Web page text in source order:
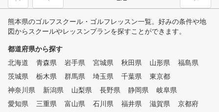
熊本県のゴルフスクール・ゴルフレッスン一覧。好みの条件や地
図からスクールやレッスンプランを探すことができます。
都道府県から探す
北海道
青森県 岩手県 宮城県 秋田県 山形県
福島県
茨城県
栃木県 群馬県 埼玉県 千葉県
東京都
神奈川県
新潟県 山梨県 長野県 静岡県
岐阜県
愛知県
三重県 富山県 石川県 福井県 滋賀県
京都府